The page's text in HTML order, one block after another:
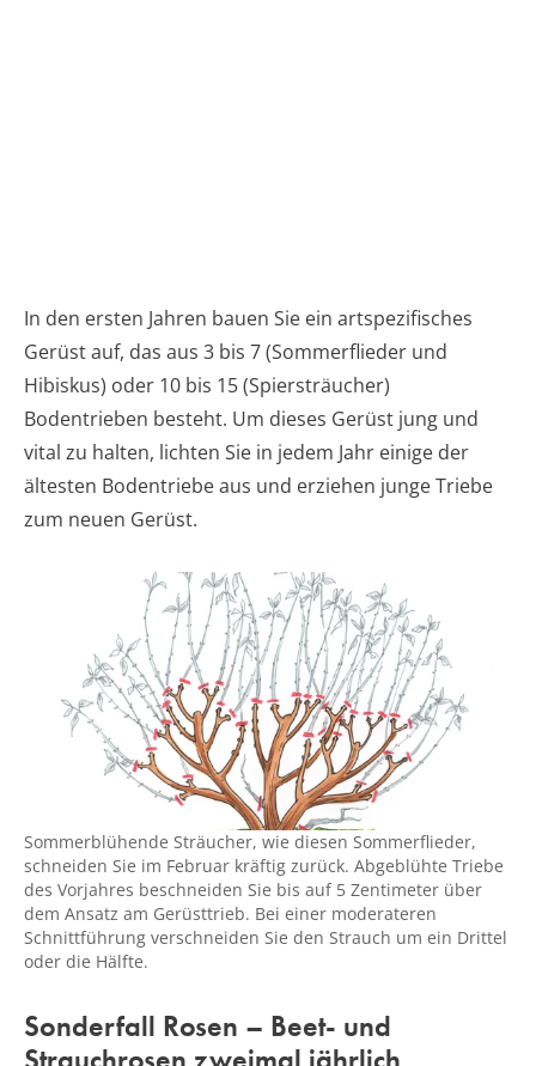
In den ersten Jahren bauen Sie ein artspezifisches
Gerüst auf, das aus 3 bis 7 (Sommerflieder und
Hibiskus) oder 10 bis 15 (Spiersträucher)
Bodentrieben besteht. Um dieses Gerüst jung und
vital zu halten, lichten Sie in jedem Jahr einige der
ältesten Bodentriebe aus und erziehen junge Triebe
zum neuen Gerüst.
Sommerblühende Sträucher, wie diesen Sommerflieder,
schneiden Sie im Februar kräftig zurück. Abgeblühte Triebe
des Vorjahres beschneiden Sie bis auf 5 Zentimeter über
dem Ansatz am Gerüsttrieb. Bei einer moderateren
Schnittführung verschneiden Sie den Strauch um ein Drittel
oder die Hälfte.
Sonderfall Rosen – Beet- und